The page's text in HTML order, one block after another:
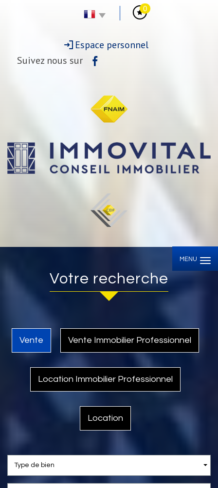
0
Espace personnel
Suivez nous sur
MENU
Votre recherche
Vente Vente Immobilier Professionnel
Location Immobilier Professionnel
Location
Type de bien